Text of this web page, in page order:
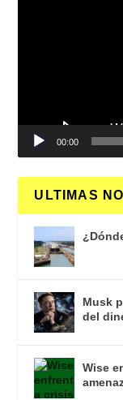
00:00
ULTIMAS
Musk
del
Wise